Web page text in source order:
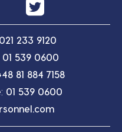
021 233 9120
01 539 0600
81 884 7158
01 539 0600